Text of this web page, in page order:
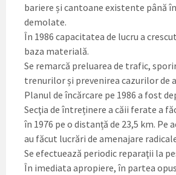
bariere și cantoane existente până
demolate.
În 1986 capacitatea de lucru a
baza materială.
Se remarcă preluarea de trafic,
trenurilor și prevenirea cazurilor de
Planul de încărcare pe 1986 a fost
Secţia de întreținere a căii ferate a
în 1976 pe o distanță de 23,5 km. Pe
au făcut lucrări de amenajare
Se efectuează periodic reparaţii la
În imediata apropiere, în partea